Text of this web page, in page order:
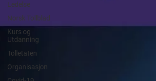
Ledelse
Norsk Tollblad
Kurs og
Utdanning
Tolletaten
Organisasjon